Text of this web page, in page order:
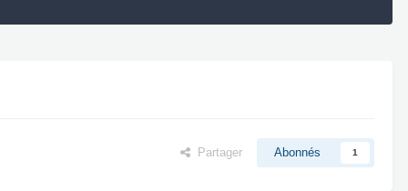
Partager Abonnés 1